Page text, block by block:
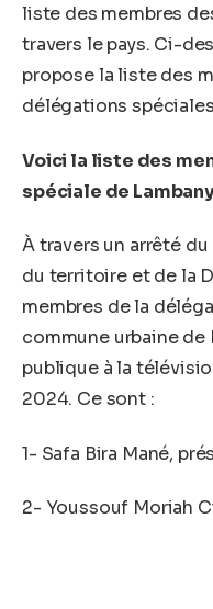
liste des membres
travers le pays. Ci-
propose la liste des
délégations
Voici la liste des
spéciale de
À travers un arrêté
du territoire et de la
membres de la
commune urbaine de
publique à la
2024. Ce sont :
1- Safa Bira Mané,
2- Youssouf Moriah